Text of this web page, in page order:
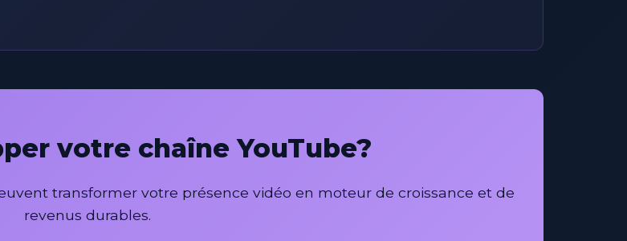
votre chaîne YouTube?
transformer votre présence vidéo en moteur de croissance et de
revenus durables.